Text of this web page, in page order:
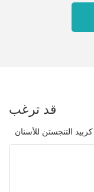
قد ترغب
كربيد التنجستن للأسنان